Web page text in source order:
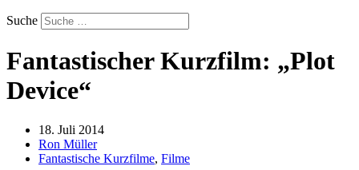
Suche
Fantastischer Kurzfilm: „Plot
Device“
18. Juli 2014
Ron Müller
Fantastische Kurzfilme, Filme